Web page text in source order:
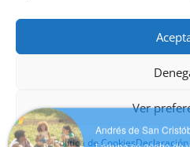
Ver
Política de Cookies
Formulario uso de
Formadistancia es una
Learning Galicia, S.L. - CIF
adaptación del tema
Andrés de San
Laguna se acaba de
Formadistancia